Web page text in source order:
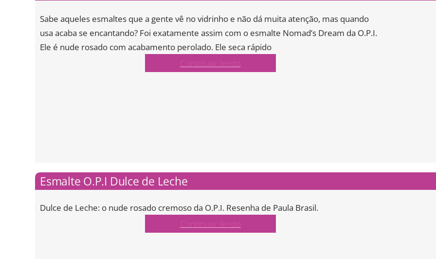
Sabe aqueles esmaltes que a gente vê no vidrinho e não dá muita atenção, mas quando
usa acaba se encantando? Foi exatamente assim com o esmalte Nomad’s Dream da O.P.I.
Ele é nude rosado com acabamento perolado. Ele seca rápido
Esmalte O.P.I Dulce de Leche
Dulce de Leche: o nude rosado cremoso da O.P.I. Resenha de Paula Brasil.